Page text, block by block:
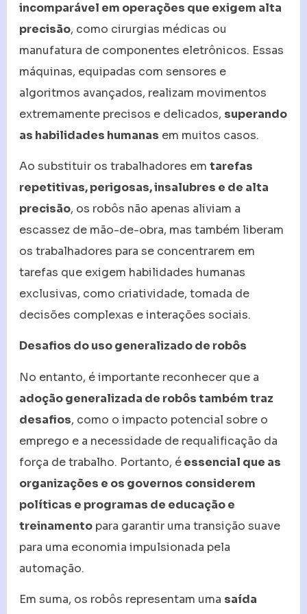
incomparável em operações que exigem alta
precisão, como cirurgias médicas ou
manufatura de componentes eletrônicos. Essas
máquinas, equipadas com sensores e
algoritmos avançados, realizam movimentos
extremamente precisos e delicados, superando
as habilidades humanas em muitos casos.
Ao substituir os trabalhadores em tarefas
repetitivas, perigosas, insalubres e de alta
precisão, os robôs não apenas aliviam a
escassez de mão-de-obra, mas também liberam
os trabalhadores para se concentrarem em
tarefas que exigem habilidades humanas
exclusivas, como criatividade, tomada de
decisões complexas e interações sociais.
Desafios do uso generalizado de robôs
No entanto, é importante reconhecer que a
adoção generalizada de robôs também traz
desafios, como o impacto potencial sobre o
emprego e a necessidade de requalificação da
força de trabalho. Portanto, éessencial que as
organizações e os governos considerem
políticas e programas de educação e
treinamento para garantir uma transição suave
para uma economia impulsionada pela
automação.
Em suma, os robôs representam uma saída